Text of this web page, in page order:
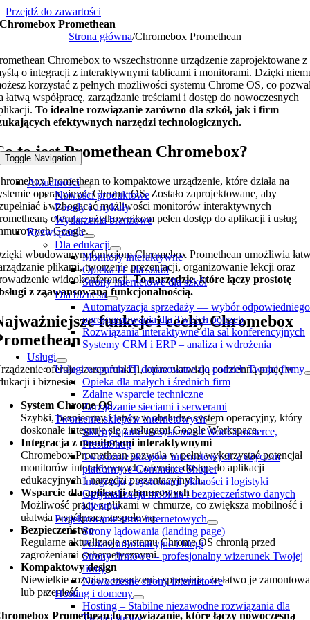
Przejdź do zawartości
Toggle Navigation
Aktualności
Nowości produktowe
Porady i artykuły
Wydarzenia branżowe
Rozwiązania
Dla edukacji
Monitory interaktywne
Opieka IT dla szkół
Strony internetowe dla szkół
Dla biznesu
Automatyzacja sprzedaży — wybór odpowiedniego
oprogramowania dla Twoich potrzeb
Rozwiązania interaktywne dla sal konferencyjnych
Systemy CRM i ERP – analiza i wdrożenia
Usługi
Usługi wsparcia IT dopasowane do potrzeb Twojej firmy
Opieka dla małych i średnich firm
Zdalne wsparcie techniczne
Zarządzanie sieciami i serwerami
Tworzenie sklepów internetowych
Sklepy oparte na systemach WooCommerce,
PrestaShop
Tworzenie sklepów internetowych z użyciem
platformy e-Commerce Shoper
Integracja z systemami płatności i logistyki
Optymalizacja mobilna i bezpieczeństwo danych
klientów
Projektowanie stron internetowych
Strony lądowania (landing page)
Portale informacyjne i blogi
Strony firmowe – profesjonalny wizerunek Twojej
firmy
Nowoczesne strony internetowe
Hosting i domeny
Hosting – Stabilne niezawodne rozwiązania dla
Chromebox Promethean
Strona główna/Chromebox Promethean
Chromebox to wszechstronne urządzenie zaprojektowane z
o integracji z interaktywnymi tablicami i monitorami. Dzięki
korzystać z pełnych możliwości systemu Chrome OS, co
łatwą współpracę, zarządzanie treściami i dostęp do nowoczesnych
To idealne rozwiązanie zarówno dla szkół, jak i firm
efektywnych narzędzi technologicznych.
to jest Promethean Chromebox?
Promethean to kompaktowe urządzenie, które działa na
operacyjnym Chrome OS. Zostało zaprojektowane, aby
i wzbogacać możliwości monitorów interaktywnych
oferując użytkownikom pełen dostęp do aplikacji i usług
Google.
wbudowanym funkcjom Chromebox Promethean umożliwia
plikami, tworzenie prezentacji, organizowanie lekcji oraz
wideokonferencji.To narzędzie, które łączy prostotę
z zaawansowaną funkcjonalnością.
funkcje i cechy Chromebox
oferuje szereg funkcji, które ułatwiają codzienną pracę w
i biznesie:
System Chrome OS
Szybki, bezpieczny i łatwy w obsłudze system operacyjny, który
doskonale integruje się z usługami Google Workspace.
Integracja z monitorami interaktywnymi
Chromebox Promethean pozwala w pełni wykorzystać potencjał
monitorów interaktywnych, oferując dostęp do aplikacji
edukacyjnych i narzędzi prezentacyjnych.
Wsparcie dla aplikacji chmurowych
Możliwość pracy z plikami w chmurze, co zwiększa mobilność i
ułatwia współpracę zespołową.
Bezpieczeństwo
Regularne aktualizacje systemu Chrome OS chronią przed
zagrożeniami cybernetycznymi.
Kompaktowy design
Niewielkie rozmiary urządzenia sprawiają, że łatwo je
lub przenieść.
Promethean to rozwiązanie, które łączy nowoczesną